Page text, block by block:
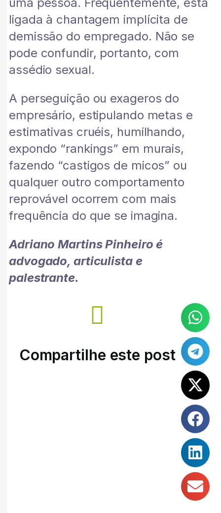
ligada à chantagem implícita de
demissão do empregado. Não se
pode confundir, portanto, com
assédio sexual.
A perseguição ou exageros do
empresário, estipulando metas e
estimativas cruéis, humilhando,
expondo “rankings” em murais,
fazendo “castigos de micos” ou
qualquer outro comportamento
reprovável ocorrem com mais
frequência do que se imagina.
Adriano Martins Pinheiro é
advogado, articulista e
palestrante.
Compartilhe este post